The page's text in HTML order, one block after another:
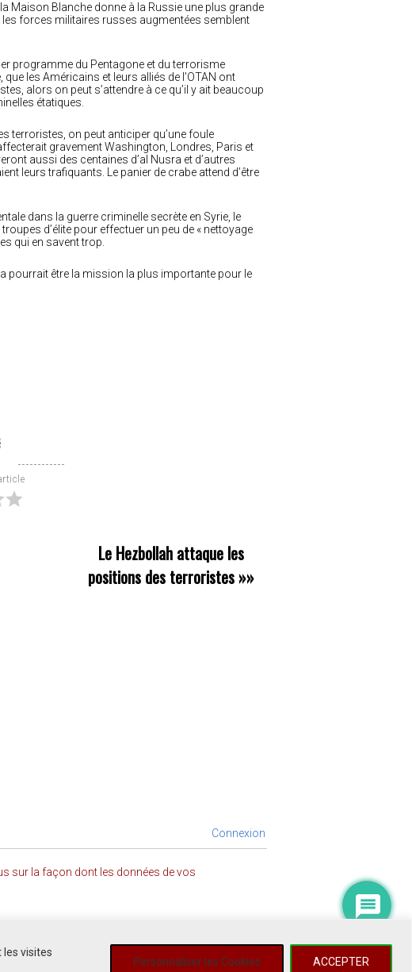
visites
Personnaliser les Cookies ACCEPTER
Maison Blanche donne à la Russie une plus grande
les forces militaires russes augmentées semblent
programme du Pentagone et du terrorisme
les Américains et leurs alliés de l’OTAN ont
alors on peut s’attendre à ce qu’il y ait beaucoup
étatiques.
terroristes, on peut anticiper qu’une foule
gravement Washington, Londres, Paris et
aussi des centaines d’al Nusra et d’autres
leurs trafiquants. Le panier de crabe attend d’être
dans la guerre criminelle secrète en Syrie, le
d’élite pour effectuer un peu de « nettoyage
qui en savent trop.
pourrait être la mission la plus importante pour le
Le Hezbollah attaque les
positions des terroristes»»
Connexion
sur la façon dont les données de vos